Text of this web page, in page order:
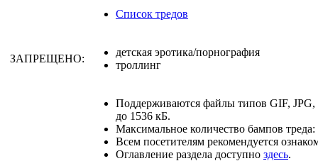
Список тредов
ЗАПРЕЩЕНО:
детская эротика/порнография
троллинг
Поддерживаются файлы типов GIF, JPG,
до 1536 кБ.
Максимальное количество бампов треда:
Всем посетителям рекомендуется
Оглавление раздела доступно здесь.